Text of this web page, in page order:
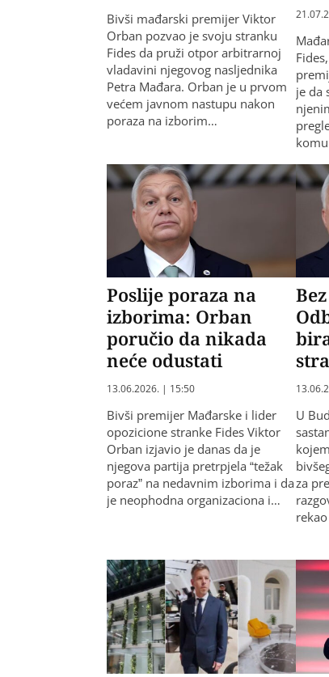
Bivši mađarski premijer Viktor
Orban pozvao je svoju stranku
Fides da pruži otpor arbitrarnoj
vladavini njegovog nasljednika
Petra Mađara. Orban je u prvom
većem javnom nastupu nakon
poraza na izborim…
je da
Poslije poraza na
izborima: Orban
poručio da nikada
neće odustati
13.06.2026. | 15:50
Bivši premijer Mađarske i lider
opozicione stranke Fides Viktor
Orban izjavio je danas da je
njegova partija pretrpjela “težak
poraz” na nedavnim izborima i da
je neophodna organizaciona i…
U
za